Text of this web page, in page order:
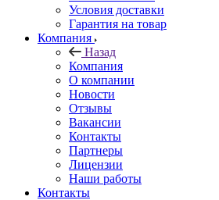
Условия доставки
Гарантия на товар
Компания
Назад
Компания
О компании
Новости
Отзывы
Вакансии
Контакты
Партнеры
Лицензии
Наши работы
Контакты